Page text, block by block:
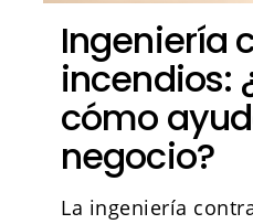
Ingeniería
incendios:
cómo
negocio?
La ingeniería